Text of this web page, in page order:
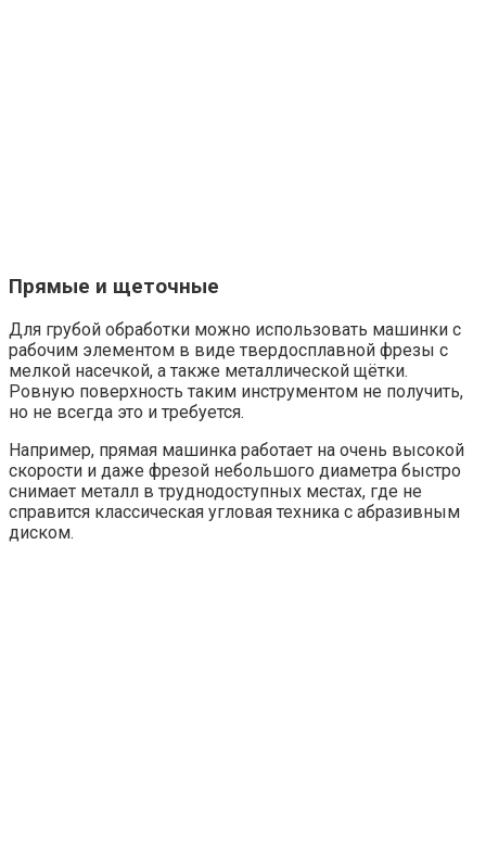
Прямые и щеточные
Для грубой обработки можно использовать машинки с
рабочим элементом в виде твердосплавной фрезы с
мелкой насечкой, а также металлической щётки.
Ровную поверхность таким инструментом не получить,
но не всегда это и требуется.
Например, прямая машинка работает на очень высокой
скорости и даже фрезой небольшого диаметра быстро
снимает металл в труднодоступных местах, где не
справится классическая угловая техника с абразивным
диском.